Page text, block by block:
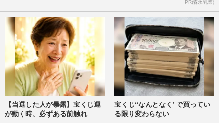
PR(森永乳業)
【当選した人が暴露】宝くじ運
が動く時、必ずある前触れ
宝くじ“なんとなく”で買ってい
る限り変わらない